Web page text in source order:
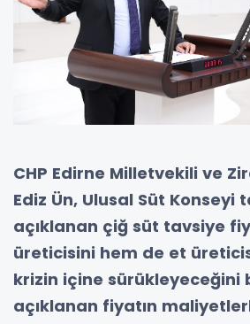
CHP Edirne Milletvekili ve
Ediz Ün, Ulusal Süt Konseyi
açıklanan çiğ süt tavsiye
üreticisini hem de et
krizin içine sürükleyeceğini
açıklanan fiyatın